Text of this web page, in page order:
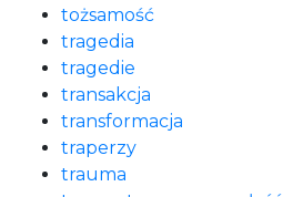
tożsamość
tragedia
tragedie
transakcja
transformacja
traperzy
trauma